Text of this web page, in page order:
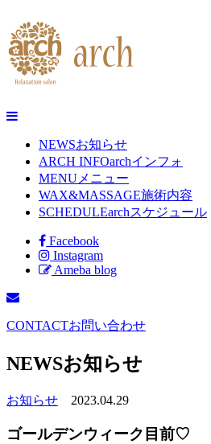
NEWSお知らせ
ARCH INFOarchインフォ
MENU メニュー
WAX&MASSAGE施術内容
SCHEDULEarchスケジュール
Facebook
Instagram
Ameba blog
CONTACTお問い合わせ
NEWSお知らせ
お知らせ 2023.04.29
ゴールデンウィーク目前♡